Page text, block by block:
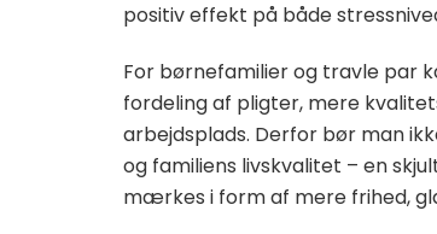
positiv effekt på både
For børnefamilier og travle par
fordeling af pligter, mere
arbejdsplads. Derfor bør man
og familiens livskvalitet – en
mærkes i form af mere frihed,